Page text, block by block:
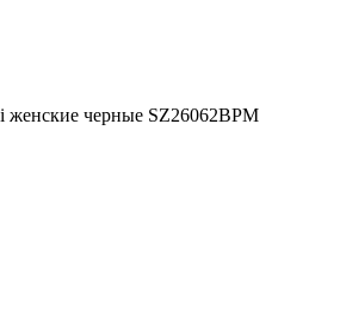
женские черные SZ26062BPM